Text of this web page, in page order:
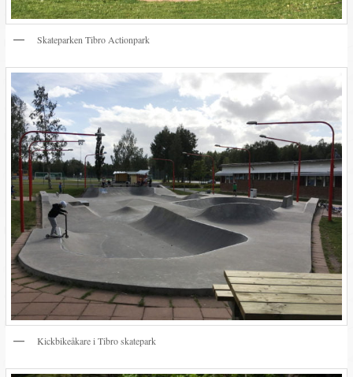
Skateparken Tibro Actionpark
Kickbikeåkare i Tibro skatepark